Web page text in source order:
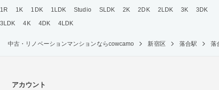
1R 1K 1DK 1LDK Studio SLDK 2K 2DK 2LDK 3K
3DK
3LDK
4K 4DK 4LDK
中古・リノベーションマンションならcowcamo 新宿区 落合駅 落
アカウント